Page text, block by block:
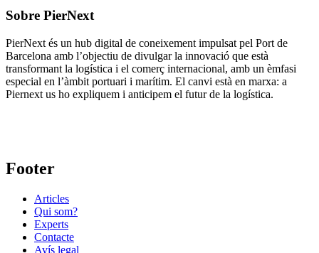
Sobre PierNext
PierNext és un hub digital de coneixement impulsat pel Port de
Barcelona amb l’objectiu de divulgar la innovació que està
transformant la logística i el comerç internacional, amb un èmfasi
especial en l’àmbit portuari i marítim. El canvi està en marxa: a
Piernext us ho expliquem i anticipem el futur de la logística.
Footer
Articles
Qui som?
Experts
Contacte
Avís legal